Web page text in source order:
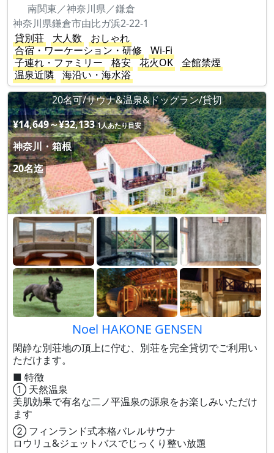
南関東／神奈川県／鎌倉
神奈川県鎌倉市由比ガ浜2-22-1
貸別荘
大人数
おしゃれ
合宿・ワーケーション・研修
Wi-Fi
子連れ・ファミリー
格安 花火OK
全館禁煙
温泉近隣
海沿い・海水浴
20名可/サウナ&温泉&ドッグラン/貸切
¥14,649～¥32,133 1人あたり目安
神奈川・箱根
20名迄
Noel HAKONE GENSEN
閑静な別荘地の頂上に佇む、別荘を完全貸切でご利用い
ただけます。
■ 特徴
① 天然温泉
美肌効果で有名な二ノ平温泉の源泉をお楽しみいただけ
ます
② フィンランド式本格バレルサウナ
ロウリュ&ジェットバスでじっくり整い放題